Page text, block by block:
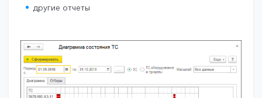
другие отчеты